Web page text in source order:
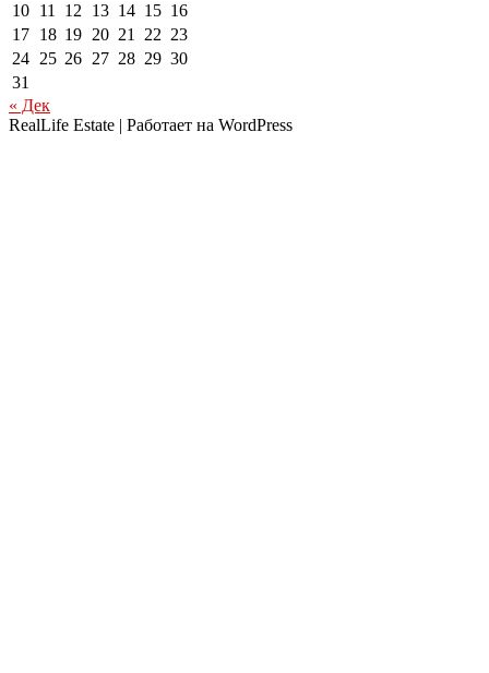
10 11 12 13 14 15 16
17 18 19 20 21 22 23
24 25 26 27 28 29 30
31
« Дек
RealLife Estate | Работает на WordPress